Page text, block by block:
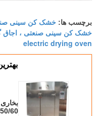
برچسب ها: خشک کن سینی
خشک کن سینی صنعتی ،
electric drying oven
50/60 هرتز سینی SUS316L